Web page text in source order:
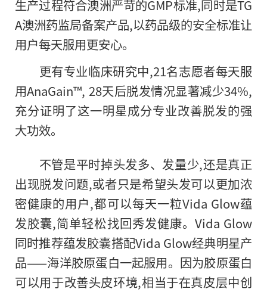
生产过程符合澳洲严苛的GMP标准,同时是TG
A澳洲药监局备案产品,以药品级的安全标准让
用户每天服用更安心。
更有专业临床研究中,21名志愿者每天服
用AnaGain™, 28天后脱发情况显著减少34%,
充分证明了这一明星成分专业改善脱发的强
大功效。
不管是平时掉头发多、发量少,还是真正
出现脱发问题,或者只是希望头发可以更加浓
密健康的用户,都可以每天一粒Vida Glow蕴
发胶囊,简单轻松找回秀发健康。Vida Glow
同时推荐蕴发胶囊搭配Vida Glow经典明星产
品——海洋胶原蛋白一起服用。因为胶原蛋白
可以用于改善头皮环境,相当于在真皮层中创